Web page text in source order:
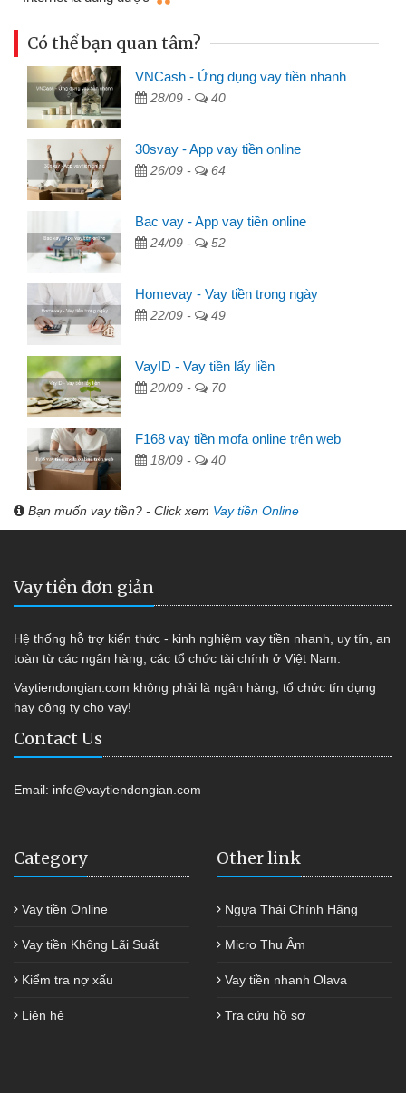
Có thể bạn quan tâm?
VNCash - Ứng dụng vay tiền nhanh
28/09 - 40
30svay - App vay tiền online
26/09 - 64
Bac vay - App vay tiền online
24/09 - 52
Homevay - Vay tiền trong ngày
22/09 - 49
VayID - Vay tiền lấy liền
20/09 - 70
F168 vay tiền mofa online trên web
18/09 - 40
Bạn muốn vay tiền? - Click xem Vay tiền Online
Vay tiền đơn giản
Hệ thống hỗ trợ kiến thức - kinh nghiệm vay tiền nhanh, uy tín, an
toàn từ các ngân hàng, các tổ chức tài chính ở Việt Nam.
Vaytiendongian.com không phải là ngân hàng, tổ chức tín dụng
hay công ty cho vay!
Contact Us
Email: info@vaytiendongian.com
Category
Vay tiền Online
Vay tiền Không Lãi Suất
Kiểm tra nợ xấu
Liên hệ
Other link
Ngựa Thái Chính Hãng
Micro Thu Âm
Vay tiền nhanh Olava
Tra cứu hồ sơ